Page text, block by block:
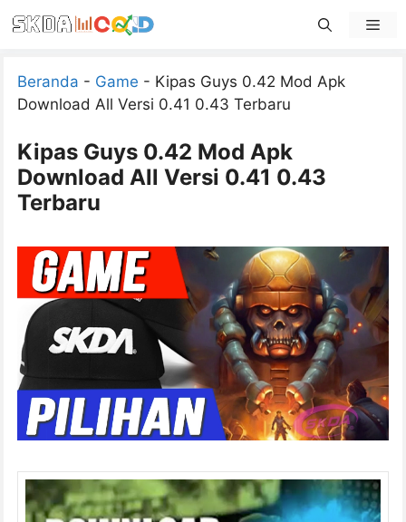
to
Beranda - Game - Kipas Guys 0.42 Mod Apk
Download All Versi 0.41 0.43 Terbaru
Kipas Guys 0.42 Mod Apk
Download All Versi 0.41 0.43
Terbaru